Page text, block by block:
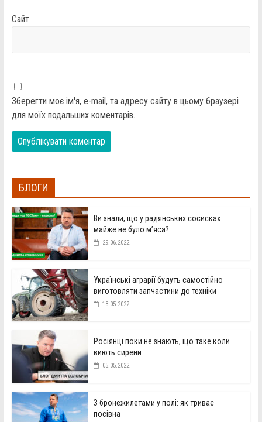
Сайт
Зберегти моє ім'я, e-mail, та адресу сайту в цьому браузері
для моїх подальших коментарів.
БЛОГИ
Ви знали, що у радянських сосисках
майже не було м’яса?
29.06.2022
Українські аграрії будуть самостійно
виготовляти запчастини до техніки
13.05.2022
Росіянці поки не знають, що таке коли
виють сирени
05.05.2022
З бронежилетами у полі: як триває
посівна